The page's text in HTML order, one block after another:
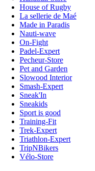
House of Rugby
La sellerie de Maé
Made in Paradis
Nauti-wave
On-Fight
Padel-Expert
Pecheur-Store
Pet and Garden
Slowood Interior
Smash-Expert
Sneak'In
Sneakids
Sport is good
Training-Fit
Trek-Expert
Triathlon-Expert
TripNBikers
Vélo-Store